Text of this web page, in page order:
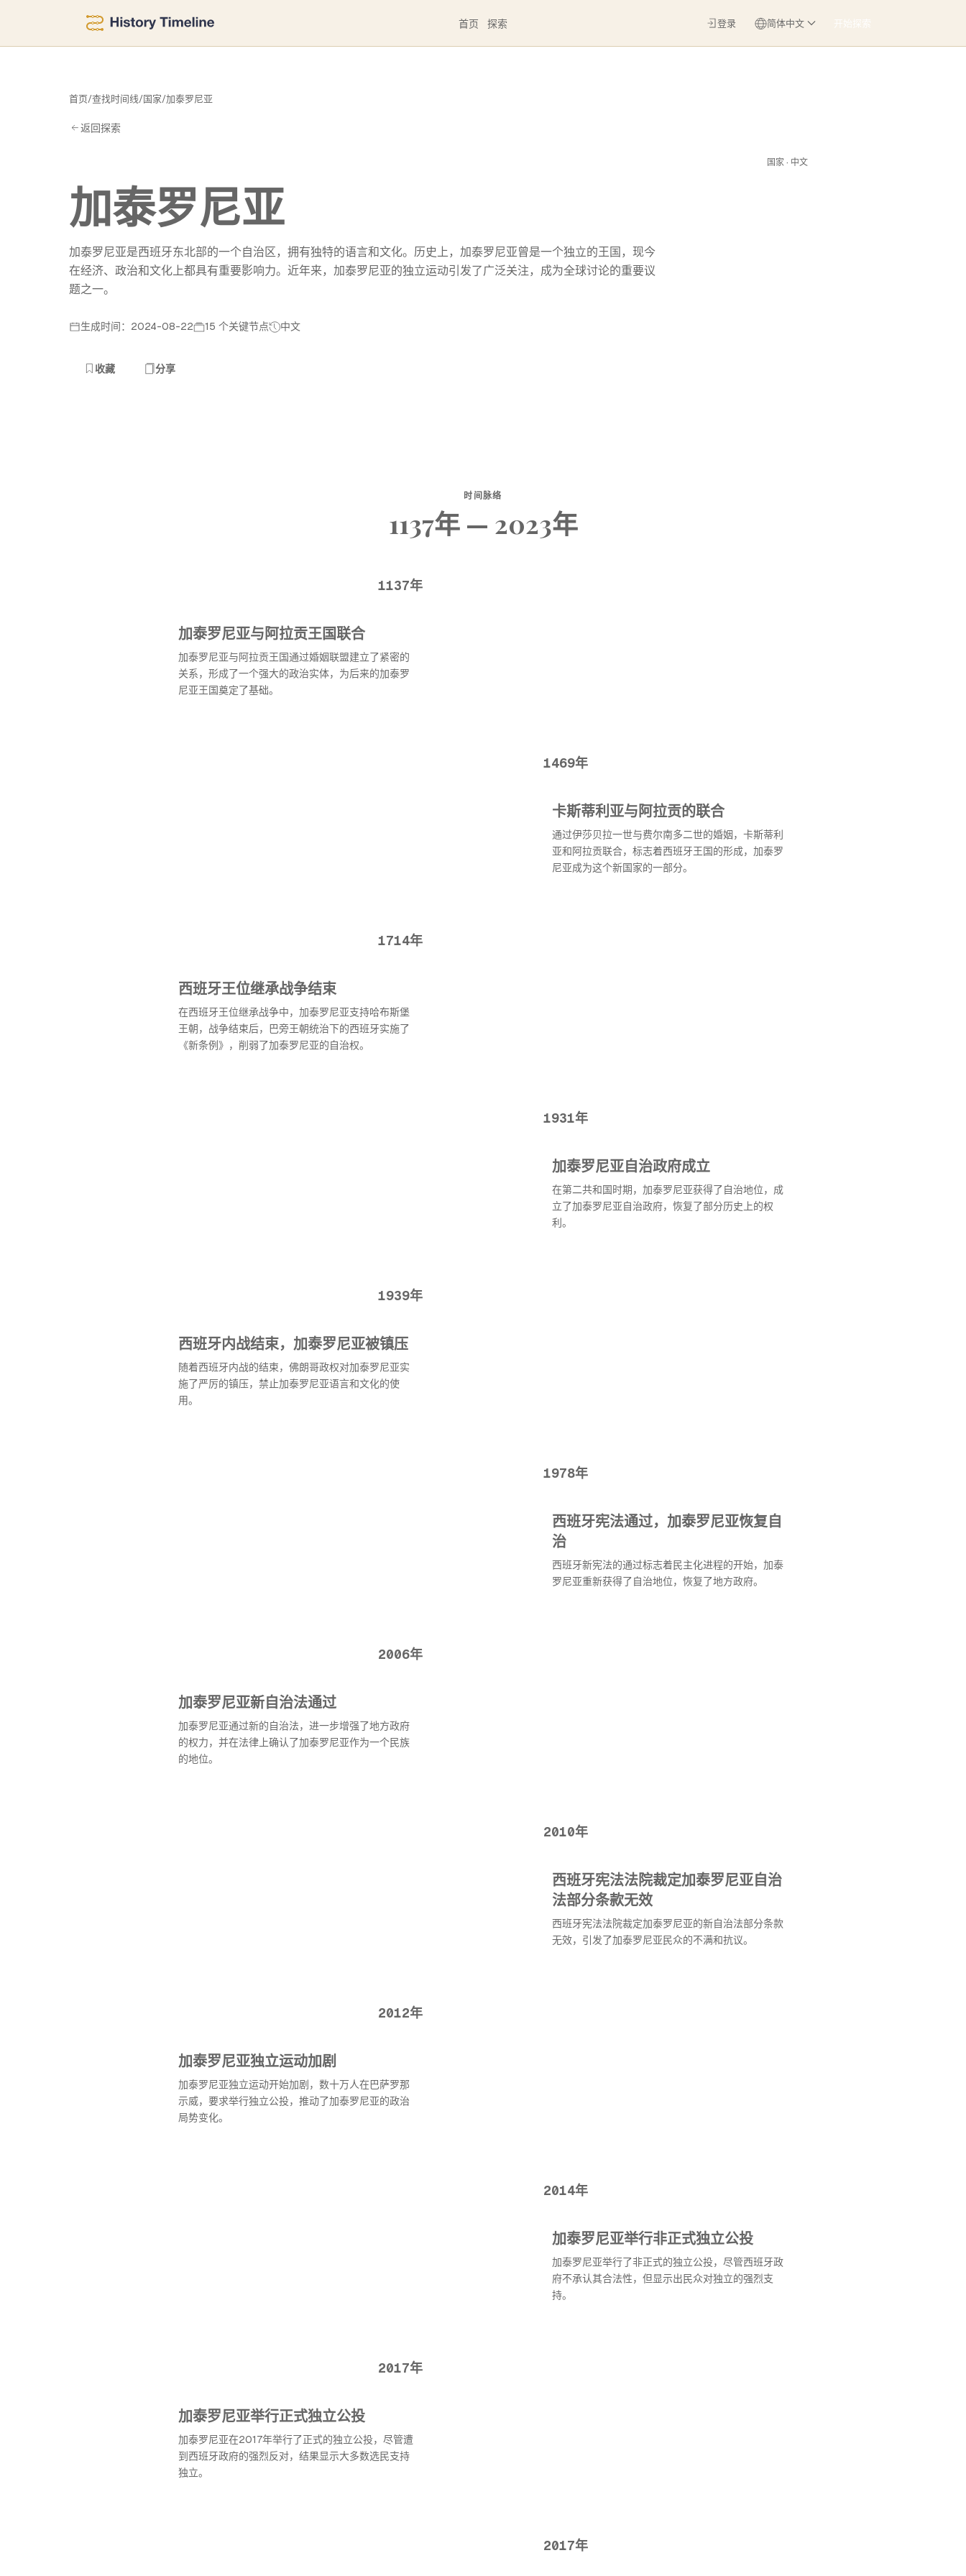
首页 探索 开始探索
登录 简体中文
首页/查找时间线/国家/加泰罗尼亚
返回探索
国家 · 中文
加泰罗尼亚
加泰罗尼亚是西班牙东北部的一个自治区，拥有独特的语言和文化。历史上，加泰罗尼亚曾是一个独立的王国，现今
在经济、政治和文化上都具有重要影响力。近年来，加泰罗尼亚的独立运动引发了广泛关注，成为全球讨论的重要议
题之一。
生成时间：2024-08-22 15 个关键节点 中文
收藏 分享
时间脉络
1137年 — 2023年
1137年
加泰罗尼亚与阿拉贡王国联合
加泰罗尼亚与阿拉贡王国通过婚姻联盟建立了紧密的
关系，形成了一个强大的政治实体，为后来的加泰罗
尼亚王国奠定了基础。
1469年
卡斯蒂利亚与阿拉贡的联合
通过伊莎贝拉一世与费尔南多二世的婚姻，卡斯蒂利
亚和阿拉贡联合，标志着西班牙王国的形成，加泰罗
尼亚成为这个新国家的一部分。
1714年
西班牙王位继承战争结束
在西班牙王位继承战争中，加泰罗尼亚支持哈布斯堡
王朝，战争结束后，巴旁王朝统治下的西班牙实施了
《新条例》，削弱了加泰罗尼亚的自治权。
1931年
加泰罗尼亚自治政府成立
在第二共和国时期，加泰罗尼亚获得了自治地位，成
立了加泰罗尼亚自治政府，恢复了部分历史上的权
利。
1939年
西班牙内战结束，加泰罗尼亚被镇压
随着西班牙内战的结束，佛朗哥政权对加泰罗尼亚实
施了严厉的镇压，禁止加泰罗尼亚语言和文化的使
用。
1978年
西班牙宪法通过，加泰罗尼亚恢复自
治
西班牙新宪法的通过标志着民主化进程的开始，加泰
罗尼亚重新获得了自治地位，恢复了地方政府。
2006年
加泰罗尼亚新自治法通过
加泰罗尼亚通过新的自治法，进一步增强了地方政府
的权力，并在法律上确认了加泰罗尼亚作为一个民族
的地位。
2010年
西班牙宪法法院裁定加泰罗尼亚自治
法部分条款无效
西班牙宪法法院裁定加泰罗尼亚的新自治法部分条款
无效，引发了加泰罗尼亚民众的不满和抗议。
2012年
加泰罗尼亚独立运动加剧
加泰罗尼亚独立运动开始加剧，数十万人在巴萨罗那
示威，要求举行独立公投，推动了加泰罗尼亚的政治
局势变化。
2014年
加泰罗尼亚举行非正式独立公投
加泰罗尼亚举行了非正式的独立公投，尽管西班牙政
府不承认其合法性，但显示出民众对独立的强烈支
持。
2017年
加泰罗尼亚举行正式独立公投
加泰罗尼亚在2017年举行了正式的独立公投，尽管遭
到西班牙政府的强烈反对，结果显示大多数选民支持
独立。
2017年